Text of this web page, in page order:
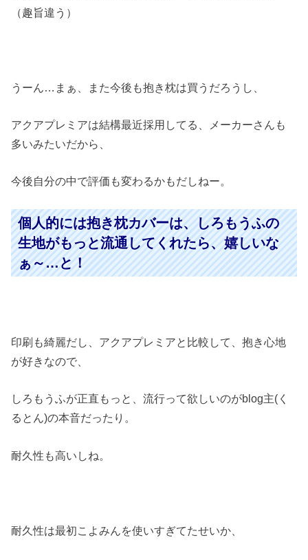
（趣旨違う）
うーん…まぁ、また今後も抱き枕は買うだろうし、
アクアプレミアは結構最近採用してる、メーカーさんも
多いみたいだから、
今後自分の中で評価も変わるかもだしねー。
個人的には抱き枕カバーは、しろもうふの
生地がもっと流通してくれたら、嬉しいな
ぁ～…と！
印刷も綺麗だし、アクアプレミアと比較して、抱き心地
が好きなので、
しろもうふが正直もっと、流行って欲しいのがblog主(く
るとん)の本音だったり。
耐久性も高いしね。
耐久性は最初こよみんを使いすぎてたせいか、